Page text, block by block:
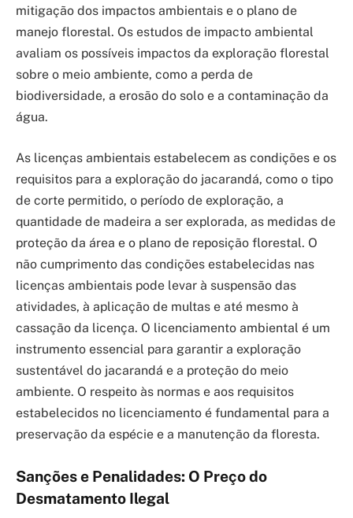
mitigação dos impactos ambientais e o plano de
manejo florestal. Os estudos de impacto ambiental
avaliam os possíveis impactos da exploração florestal
sobre o meio ambiente, como a perda de
biodiversidade, a erosão do solo e a contaminação da
água.
As licenças ambientais estabelecem as condições e os
requisitos para a exploração do jacarandá, como o tipo
de corte permitido, o período de exploração, a
quantidade de madeira a ser explorada, as medidas de
proteção da área e o plano de reposição florestal. O
não cumprimento das condições estabelecidas nas
licenças ambientais pode levar à suspensão das
atividades, à aplicação de multas e até mesmo à
cassação da licença. O licenciamento ambiental é um
instrumento essencial para garantir a exploração
sustentável do jacarandá e a proteção do meio
ambiente. O respeito às normas e aos requisitos
estabelecidos no licenciamento é fundamental para a
preservação da espécie e a manutenção da floresta.
Sanções e Penalidades: O Preço do
Desmatamento Ilegal